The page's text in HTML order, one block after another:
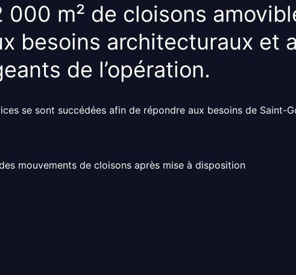
000 m² de cloisons
besoins architecturaux et
de l’opération.
se sont succédées afin de répondre aux besoins de Saint-
mouvements de cloisons après mise à disposition